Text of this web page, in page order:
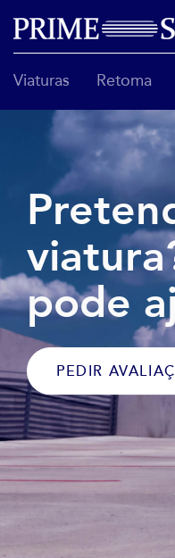
Viaturas Retoma
pode
PEDIR